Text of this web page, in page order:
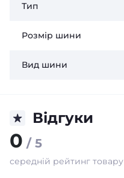
Тип
Розмір шини
Вид шини
Відгуки
0 / 5
середній рейтинг товару